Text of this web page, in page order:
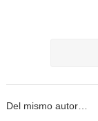
Del mismo autor…